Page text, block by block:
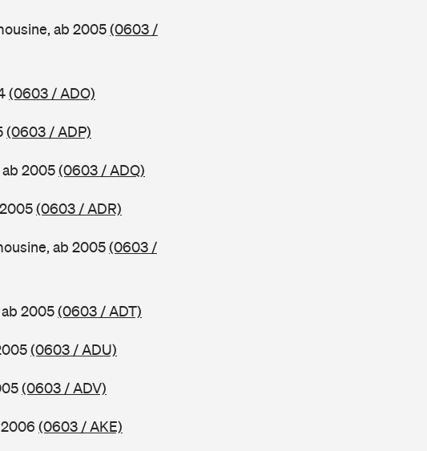
ab 2005(0603 /
(0603 / ADO)
(0603 / ADP)
ab 2005(0603 / ADQ)
(0603 / ADR)
ab 2005(0603 /
ab 2005(0603 / ADT)
(0603 / ADU)
(0603 / ADV)
2006 (0603 / AKE)